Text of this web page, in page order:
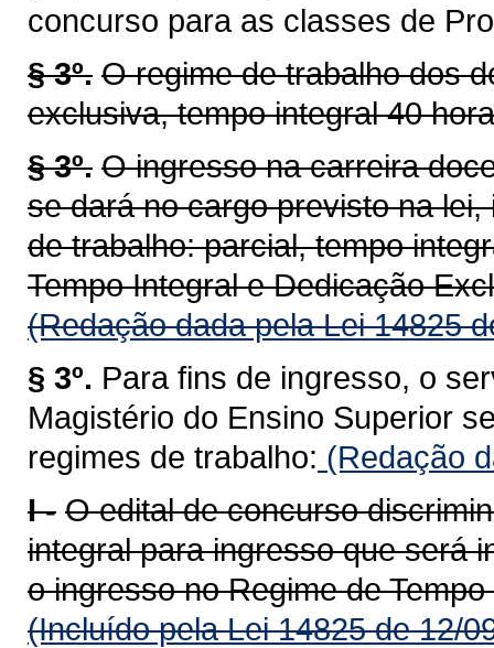
concurso para as classes de
§ 3º. O regime de trabalho dos
exclusiva, tempo integral 40
§ 3º. O ingresso na carreira
se dará no cargo previsto na
de trabalho: parcial, tempo
Tempo Integral e Dedicação
(Redação dada pela Lei 14825
§ 3º. Para fins de ingresso, o
Magistério do Ensino Superior
regimes de trabalho: (Redação
I - O edital de concurso
integral para ingresso que será
o ingresso no Regime de
(Incluído pela Lei 14825 de 12/